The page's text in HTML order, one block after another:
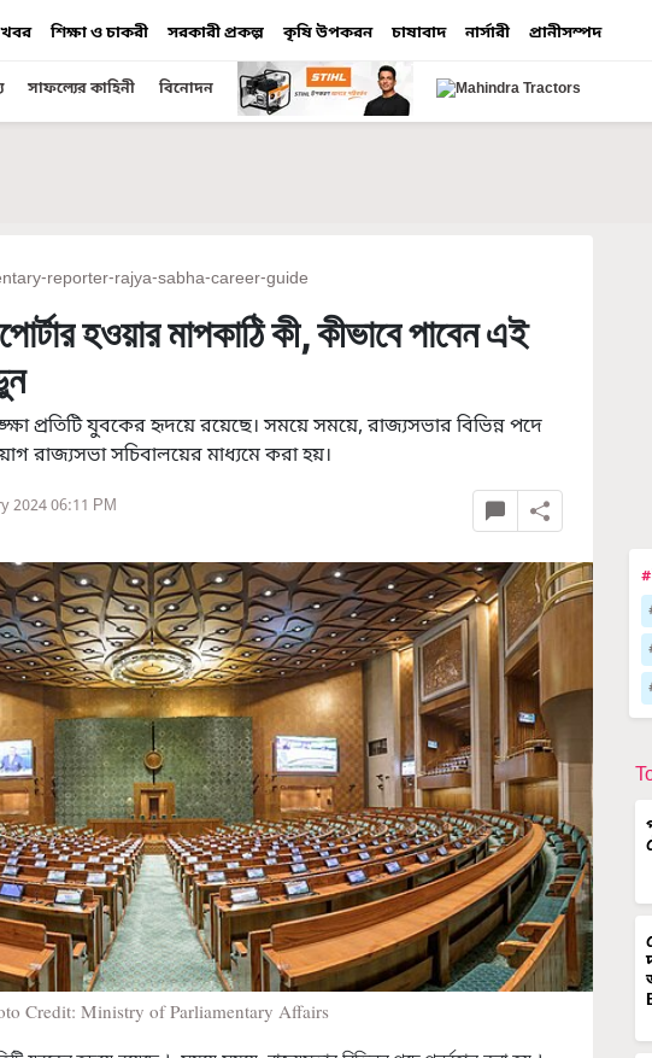
খবর শিক্ষা ও চাকরী সরকারী প্রকল্প কৃষি উপকরন চাষাবাদ নার্সারী প্রানীসম্পদ
সাফল্যের কাহিনী বিনোদন
reporter-rajya-sabha-career-guide
হওয়ার মাপকাঠি কী, কীভাবে পাবেন এই
প্রতিটি যুবকের হৃদয়ে রয়েছে। সময়ে সময়ে, রাজ্যসভার বিভিন্ন পদে
রাজ্যসভা সচিবালয়ের মাধ্যমে করা হয়।
2024 06:11 PM
Credit: Ministry of Parliamentary Affairs